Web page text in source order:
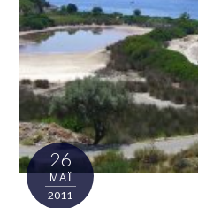
26
ΜΑΪ́
2011